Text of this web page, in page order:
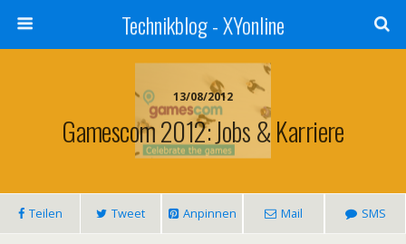
Technikblog - XYonline
13/08/2012
Gamescom 2012: Jobs & Karriere
Teilen Tweet Anpinnen Mail SMS